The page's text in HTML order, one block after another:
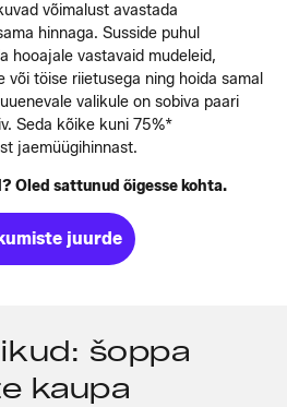
võimalust avastada
hinnaga. Susside puhul
hooajale vastavaid mudeleid,
töise riietusega ning hoida samal
valikule on sobiva paari
Seda kõike kuni 75%*
jaemüügihinnast.
Oled sattunud õigesse kohta.
juurde
šoppa
kaupa